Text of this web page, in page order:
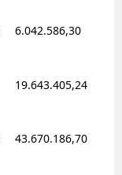
6.042.586,30
19.643.405,24
43.670.186,70